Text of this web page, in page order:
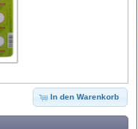
In den Warenkorb